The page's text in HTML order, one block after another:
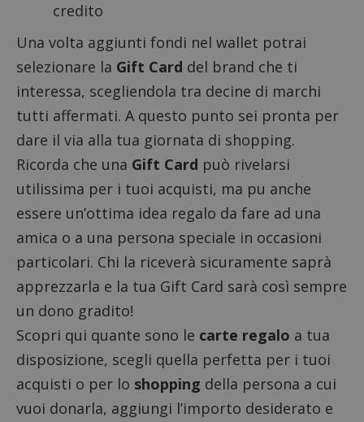
credito
Una volta aggiunti fondi nel wallet potrai
selezionare la Gift Card del brand che ti
interessa, scegliendola tra decine di marchi
tutti affermati. A questo punto sei pronta per
dare il via alla tua giornata di shopping.
Ricorda che una Gift Card può rivelarsi
utilissima per i tuoi acquisti, ma pu anche
essere un’ottima idea regalo da fare ad una
amica o a una persona speciale in occasioni
particolari. Chi la riceverà sicuramente saprà
apprezzarla e la tua Gift Card sarà così sempre
un dono gradito!
Scopri qui quante sono le carte regalo a tua
disposizione, scegli quella perfetta per i tuoi
acquisti o per lo shopping della persona a cui
vuoi donarla, aggiungi l’importo desiderato e